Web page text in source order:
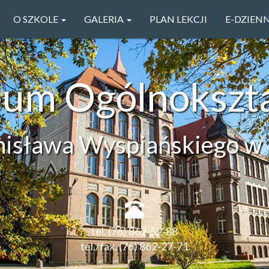
O SZKOLE GALERIA PLAN LEKCJI E-
Wyspiańskiego w
tel. (76) 862-52-88
tel./fax. (76) 862-27-71